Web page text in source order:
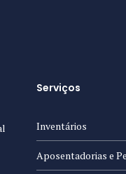
Serviços
Inventários
Aposentadorias e